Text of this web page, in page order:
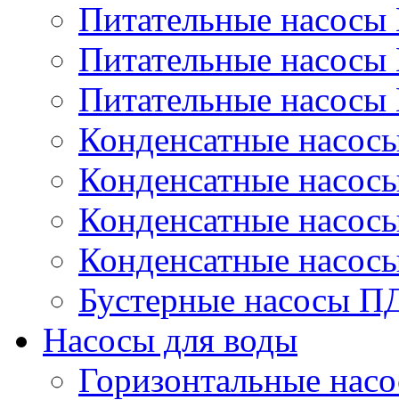
Питательные
Питательные
Питательные
Конденсатные
Конденсатные
Конденсатные
Конденсатные
Бустерные насосы
Насосы для воды
Горизонтальные